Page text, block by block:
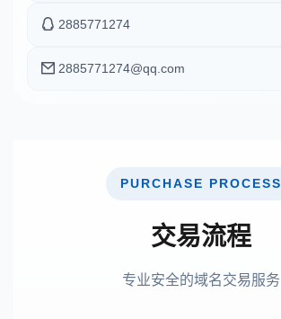
2885771274
2885771274@qq.com
PURCHASE PROCESS
交易流程
专业安全的域名交易服务